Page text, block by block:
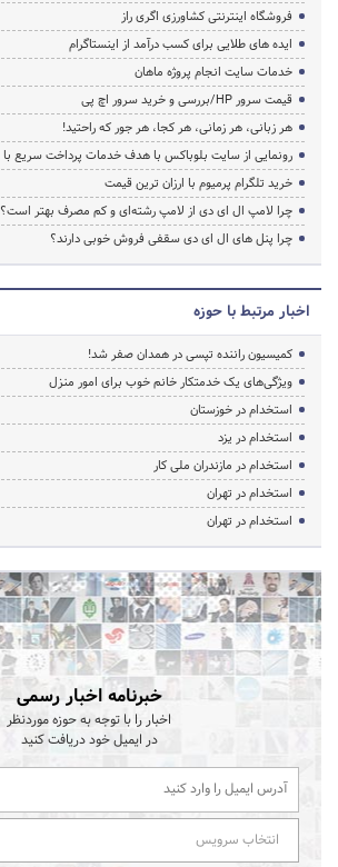
فروشگاه اینترنتی کشاورزی اگری راز
ایده های طلایی برای کسب درآمد از اینستاگرام
خدمات سایت انجام پروژه ماهان
قیمت سرور HP/بررسی و خرید سرور اچ پی
هر زبانی، هر زمانی، هر کجا، هر جور که راحتید!
رونمایی از سایت بلوباکس با هدف خدمات پرداخت سریع با
خرید تلگرام پرمیوم با ارزان ترین قیمت
چرا لامپ ال ای دی از لامپ رشته‌ای و کم مصرف بهتر است؟
چرا پنل های ال ای دی سقفی فروش خوبی دارند؟
اخبار مرتبط با حوزه
کمیسیون راننده تپسی در همدان صفر شد!
ویژگی‌های یک خدمتکار خانم خوب برای امور منزل
استخدام در خوزستان
استخدام در یزد
استخدام در مازندران ملی کار
استخدام در تهران
استخدام در تهران
خبرنامه اخبار رسمی
اخبار را با توجه به حوزه موردنظر
در ایمیل خود دریافت کنید
انتخاب سرویس